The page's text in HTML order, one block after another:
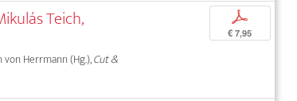
Teich,
von Herrmann (Hg.),Cut &
p
€ 7,95